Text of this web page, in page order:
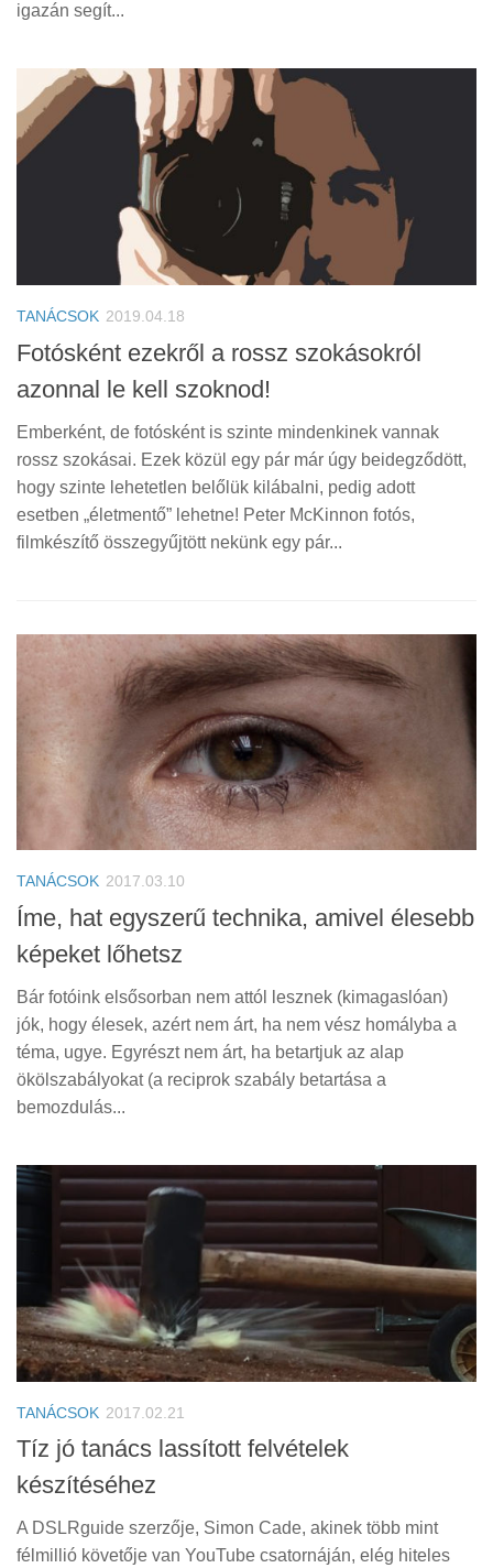
igazán segít...
TANÁCSOK 2019.04.18
Fotósként ezekről a rossz szokásokról
azonnal le kell szoknod!
Emberként, de fotósként is szinte mindenkinek vannak
rossz szokásai. Ezek közül egy pár már úgy beidegződött,
hogy szinte lehetetlen belőlük kilábalni, pedig adott
esetben „életmentő” lehetne! Peter McKinnon fotós,
filmkészítő összegyűjtött nekünk egy pár...
TANÁCSOK 2017.03.10
Íme, hat egyszerű technika, amivel élesebb
képeket lőhetsz
Bár fotóink elsősorban nem attól lesznek (kimagaslóan)
jók, hogy élesek, azért nem árt, ha nem vész homályba a
téma, ugye. Egyrészt nem árt, ha betartjuk az alap
ökölszabályokat (a reciprok szabály betartása a
bemozdulás...
TANÁCSOK 2017.02.21
Tíz jó tanács lassított felvételek
készítéséhez
A DSLRguide szerzője, Simon Cade, akinek több mint
félmillió követője van YouTube csatornáján, elég hiteles